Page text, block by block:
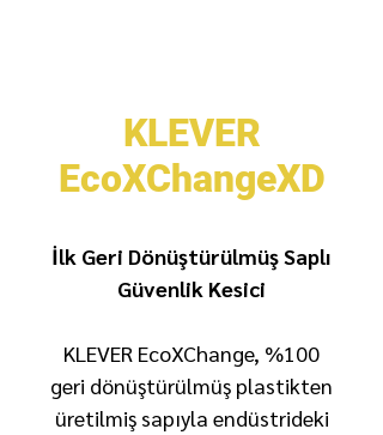
KLEVER
EcoXChangeXD
İlk Geri Dönüştürülmüş Saplı
Güvenlik Kesici
KLEVER EcoXChange, %100
geri dönüştürülmüş plastikten
üretilmiş sapıyla endüstrideki